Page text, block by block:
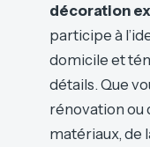
décoration
participe à
domicile et
détails. Que
rénovation ou
matériaux, de